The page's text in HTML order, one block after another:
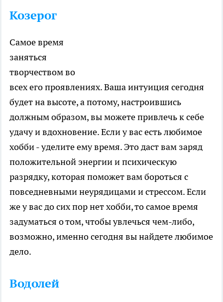
Козерог
Самое время
заняться
творчеством во
всех его проявлениях. Ваша интуиция сегодня
будет на высоте, а потому, настроившись
должным образом, вы можете привлечь к себе
удачу и вдохновение. Если у вас есть любимое
хобби - уделите ему время. Это даст вам заряд
положительной энергии и психическую
разрядку, которая поможет вам бороться с
повседневными неурядицами и стрессом. Если
же у вас до сих пор нет хобби, то самое время
задуматься о том, чтобы увлечься чем-либо,
возможно, именно сегодня вы найдете любимое
дело.
Водолей